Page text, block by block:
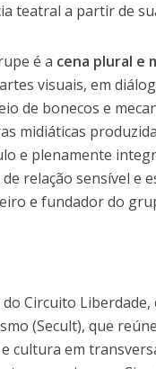
teatral a partir de
é a cena plural e
visuais, em
de bonecos e
midiáticas
e plenamente
relação sensível e
e fundador do
Circuito
(Secult), que
cultura em